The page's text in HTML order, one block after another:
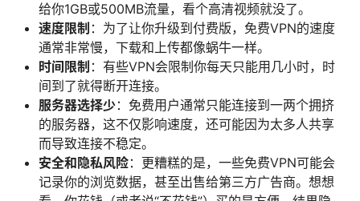
给你1GB或500MB流量，看个高清视频就没了。
速度限制 ：为了让你升级到付费版，免费VPN的速度
通常非常慢，下载和上传都像蜗牛一样。
时间限制 ：有些VPN会限制你每天只能用几小时，时
间到了就得断开连接。
服务器选择少：免费用户通常只能连接到一两个拥挤
的服务器，这不仅影响速度，还可能因为太多人共享
而导致连接不稳定。
安全和隐私风险：更糟糕的是，一些免费VPN可能会
记录你的浏览数据，甚至出售给第三方广告商。想想